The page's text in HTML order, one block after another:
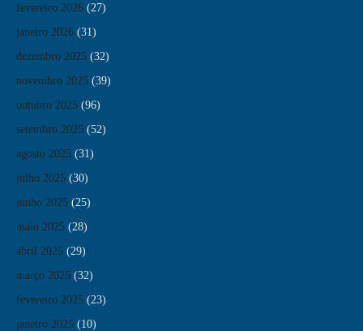
fevereiro 2026 (27)
janeiro 2026 (31)
dezembro 2025 (32)
novembro 2025 (39)
outubro 2025 (96)
setembro 2025 (52)
agosto 2025 (31)
julho 2025 (30)
junho 2025 (25)
maio 2025 (28)
abril 2025 (29)
março 2025 (32)
fevereiro 2025 (23)
janeiro 2025 (10)